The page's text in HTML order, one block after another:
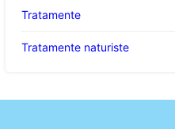
Tratamente
Tratamente naturiste